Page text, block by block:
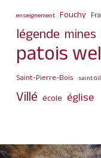
enseignement Fouchy
légende mines
patois
Saint-Pierre-Bois saint
Villé école église